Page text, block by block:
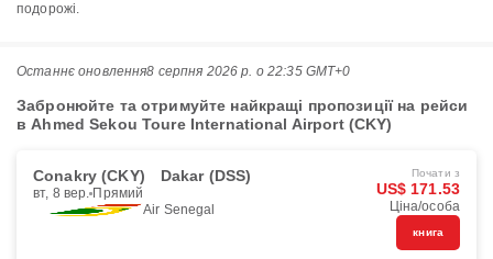
подорожі.
Останнє оновлення8 серпня 2026 р. о 22:35 GMT+0
Забронюйте та отримуйте найкращі пропозиції на рейси
в Ahmed Sekou Toure International Airport (CKY)
Conakry (CKY) Dakar (DSS)
вт, 8 вер. Прямий
Air Senegal
Почати з
US$ 171.53
Ціна/особа
книга